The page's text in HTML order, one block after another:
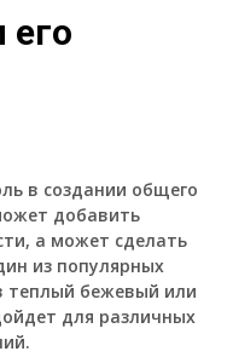
его
в создании общего
добавить
а может сделать
из популярных
бежевый или
для различных